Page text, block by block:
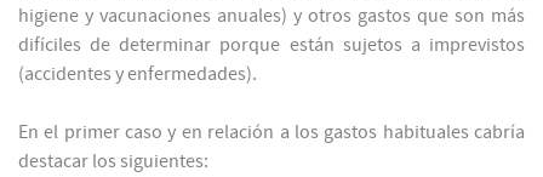
higiene y vacunaciones anuales) y otros gastos que son más
difíciles de determinar porque están sujetos a imprevistos
(accidentes y enfermedades).
En el primer caso y en relación a los gastos habituales cabría
destacar los siguientes: